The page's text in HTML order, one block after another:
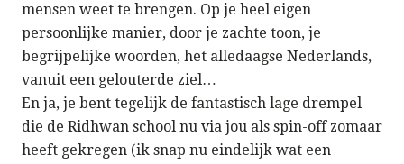
mensen weet te brengen. Op je heel eigen
persoonlijke manier, door je zachte toon, je
begrijpelijke woorden, het alledaagse Nederlands,
vanuit een gelouterde ziel…
En ja, je bent tegelijk de fantastisch lage drempel
die de Ridhwan school nu via jou als spin-off zomaar
heeft gekregen (ik snap nu eindelijk wat een